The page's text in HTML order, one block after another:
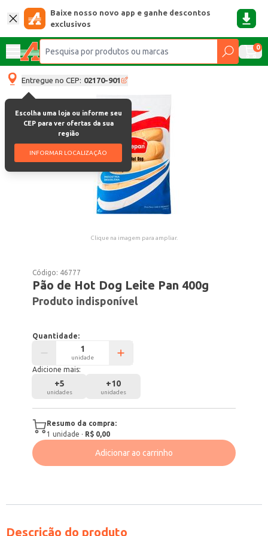
Baixe nosso novo app e ganhe descontos
exclusivos
0
Entregue no CEP: 02170-901
Escolha uma loja ou informe seu
CEP para ver ofertas da sua
região
INFORMAR LOCALIZAÇÃO
Clique na imagem para ampliar.
Código: 46777
Pão de Hot Dog Leite Pan 400g
Produto indisponível
Quantidade:
unidade
Adicione mais:
+5
unidades
+10
unidades
Resumo da compra:
1 unidade · R$ 0,00
Adicionar ao carrinho
Descrição do produto